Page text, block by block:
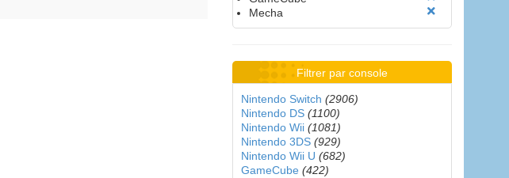
Mecha
Filtrer par console
Nintendo Switch (2906)
Nintendo DS (1100)
Nintendo Wii (1081)
Nintendo 3DS (929)
Nintendo Wii U (682)
GameCube (422)